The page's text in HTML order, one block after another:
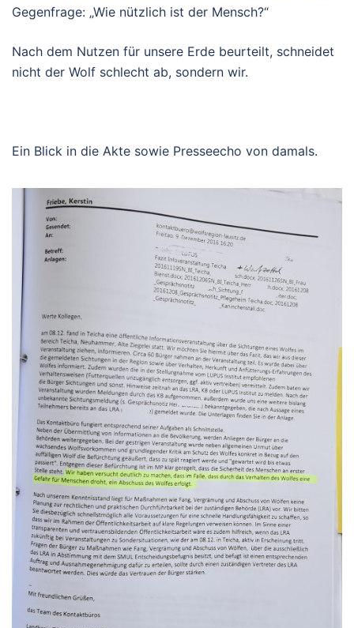
Gegenfrage: „Wie nützlich ist der Mensch?“
Nach dem Nutzen für unsere Erde beurteilt, schneidet
nicht der Wolf schlecht ab, sondern wir.
Ein Blick in die Akte sowie Presseecho von damals.